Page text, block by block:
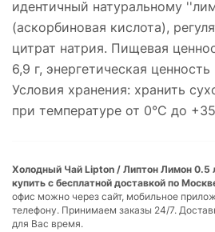
идентичный натуральному
(аскорбиновая кислота),
цитрат натрия. Пищевая
6,9 г, энергетическая
Условия хранения: хранить
при температуре от 0°C до
Холодный Чай Lipton / Липтон Лимон 0.5
купить с бесплатной доставкой по
офис можно через сайт, мобильное
телефону. Принимаем заказы 24/7.
для Вас время.